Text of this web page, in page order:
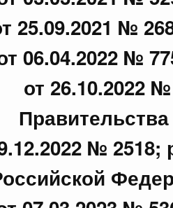
25.09.2021 №
06.04.2022 №
от 26.10.2022
№
в постановление
2021 г. № 2148